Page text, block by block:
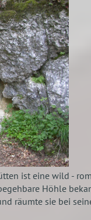
ist eine wild -
Höhle
räumte sie bei